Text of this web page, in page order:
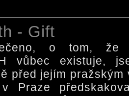
- Gift
o tom, že
vůbec existuje,
před jejím pražským
Praze